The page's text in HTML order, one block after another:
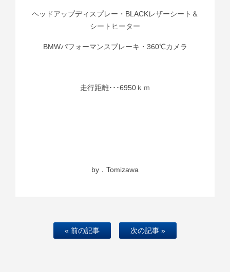
ヘッドアップディスプレー・BLACKレザーシート＆
シートヒーター
BMWパフォーマンスブレーキ・360℃カメラ
走行距離･･･6950ｋｍ
by．Tomizawa
« 前の記事 次の記事 »